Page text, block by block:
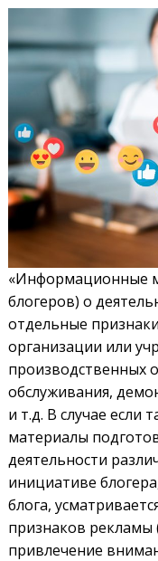
«Информационные
блогеров) о
отдельные
организации или
производственных
обслуживания,
и т.д. В случае
материалы
деятельности
инициативе
блога,
признаков рекламы
привлечение